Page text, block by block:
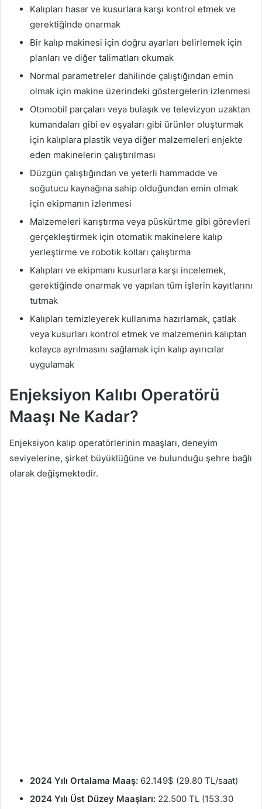
Kalıpları hasar ve kusurlara karşı kontrol etmek ve
gerektiğinde onarmak
Bir kalıp makinesi için doğru ayarları belirlemek için
planları ve diğer talimatları okumak
Normal parametreler dahilinde çalıştığından emin
olmak için makine üzerindeki göstergelerin izlenmesi
Otomobil parçaları veya bulaşık ve televizyon uzaktan
kumandaları gibi ev eşyaları gibi ürünler oluşturmak
için kalıplara plastik veya diğer malzemeleri enjekte
eden makinelerin çalıştırılması
Düzgün çalıştığından ve yeterli hammadde ve
soğutucu kaynağına sahip olduğundan emin olmak
için ekipmanın izlenmesi
Malzemeleri karıştırma veya püskürtme gibi görevleri
gerçekleştirmek için otomatik makinelere kalıp
yerleştirme ve robotik kolları çalıştırma
Kalıpları ve ekipmanı kusurlara karşı incelemek,
gerektiğinde onarmak ve yapılan tüm işlerin kayıtlarını
tutmak
Kalıpları temizleyerek kullanıma hazırlamak, çatlak
veya kusurları kontrol etmek ve malzemenin kalıptan
kolayca ayrılmasını sağlamak için kalıp ayırıcılar
uygulamak
Enjeksiyon Kalıbı Operatörü
Maaşı Ne Kadar?
Enjeksiyon kalıp operatörlerinin maaşları, deneyim
seviyelerine, şirket büyüklüğüne ve bulunduğu şehre bağlı
olarak değişmektedir.
2024 Yılı Ortalama Maaş: 62.149$ (29.80 TL/saat)
2024 Yılı Üst Düzey Maaşları: 22.500 TL (153.30